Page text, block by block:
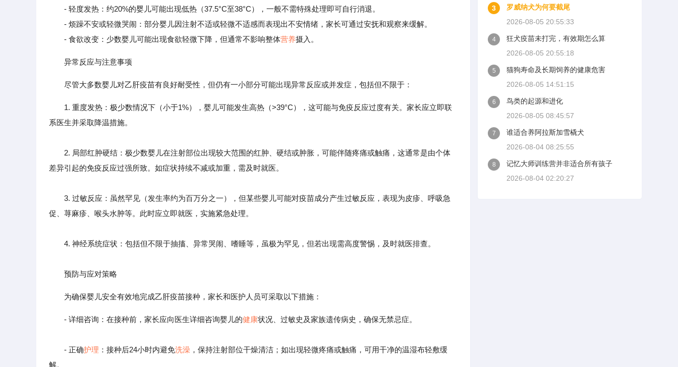
- 轻度发热：约20%的婴儿可能出现低热（37.5°C至38°C），一般不需特殊处理即可自行消退。
- 烦躁不安或轻微哭闹：部分婴儿因注射不适或轻微不适感而表现出不安情绪，家长可通过安抚和观察来缓解。
- 食欲改变：少数婴儿可能出现食欲轻微下降，但通常不影响整体营养摄入。
异常反应与注意事项
尽管大多数婴儿对乙肝疫苗有良好耐受性，但仍有一小部分可能出现异常反应或并发症，包括但不限于：
1. 重度发热：极少数情况下（小于1%），婴儿可能发生高热（>39°C），这可能与免疫反应过度有关。家长应立即联
系医生并采取降温措施。
2. 局部红肿硬结：极少数婴儿在注射部位出现较大范围的红肿、硬结或肿胀，可能伴随疼痛或触痛，这通常是由个体
差异引起的免疫反应过强所致。如症状持续不减或加重，需及时就医。
3. 过敏反应：虽然罕见（发生率约为百万分之一），但某些婴儿可能对疫苗成分产生过敏反应，表现为皮疹、呼吸急
促、荨麻疹、喉头水肿等。此时应立即就医，实施紧急处理。
4. 神经系统症状：包括但不限于抽搐、异常哭闹、嗜睡等，虽极为罕见，但若出现需高度警惕，及时就医排查。
预防与应对策略
为确保婴儿安全有效地完成乙肝疫苗接种，家长和医护人员可采取以下措施：
- 详细咨询：在接种前，家长应向医生详细咨询婴儿的健康状况、过敏史及家族遗传病史，确保无禁忌症。
- 正确护理 ：接种后24小时内避免洗澡 ，保持注射部位干燥清洁；如出现轻微疼痛或触痛，可用干净的温湿布轻敷缓
解。
3
罗威纳犬为何要截尾
2026-08-05 20:55:33
4
狂犬疫苗未打完，有效期怎么算
2026-08-05 20:55:18
5
猫狗寿命及长期饲养的健康危害
2026-08-05 14:51:15
6
鸟类的起源和进化
2026-08-05 08:45:57
7
谁适合养阿拉斯加雪橇犬
2026-08-04 08:25:55
8
记忆大师训练营并非适合所有孩子
2026-08-04 02:20:27